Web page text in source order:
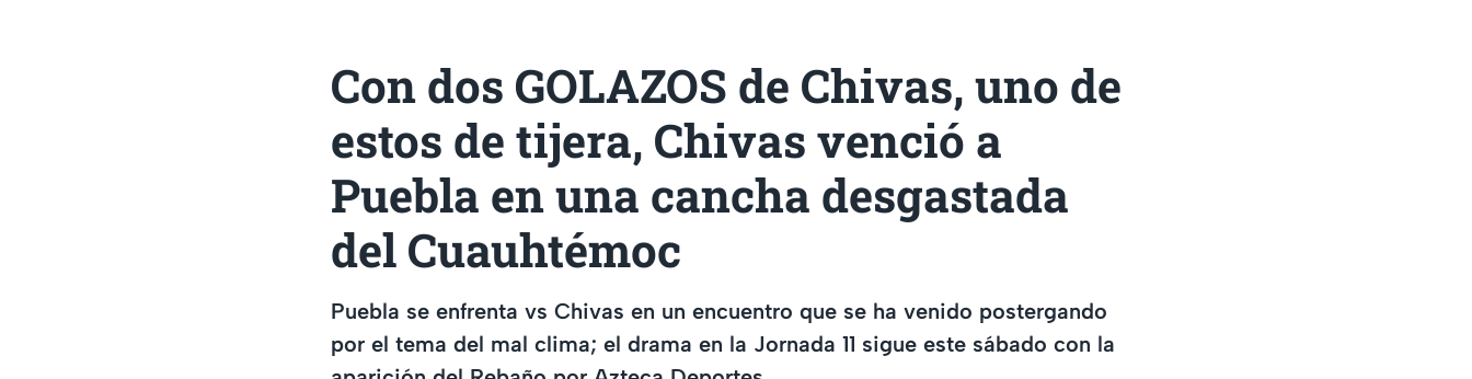
Con dos GOLAZOS de Chivas, uno de
estos de tijera, Chivas venció a
Puebla en una cancha desgastada
del Cuauhtémoc
Puebla se enfrenta vs Chivas en un encuentro que se ha venido postergando
por el tema del mal clima; el drama en la Jornada 11 sigue este sábado con la